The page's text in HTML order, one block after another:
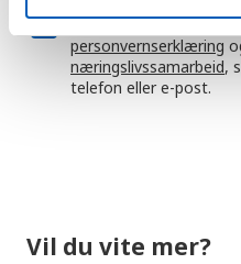
Ved å gå videre godtar
personvernserklæring
næringslivssamarbeid,
telefon eller e-post.
Vil du vite mer?